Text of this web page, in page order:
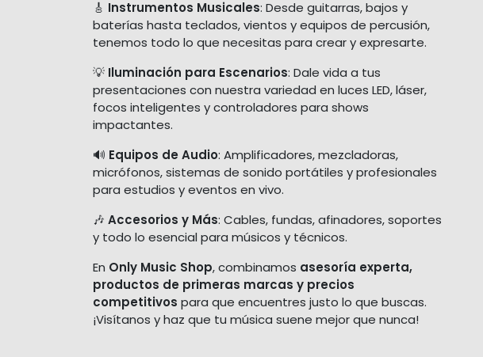
🎸 Instrumentos Musicales: Desde guitarras, bajos y
baterías hasta teclados, vientos y equipos de percusión,
tenemos todo lo que necesitas para crear y expresarte.
💡 Iluminación para Escenarios: Dale vida a tus
presentaciones con nuestra variedad en luces LED, láser,
focos inteligentes y controladores para shows
impactantes.
🔊 Equipos de Audio: Amplificadores, mezcladoras,
micrófonos, sistemas de sonido portátiles y profesionales
para estudios y eventos en vivo.
🎶 Accesorios y Más: Cables, fundas, afinadores, soportes
y todo lo esencial para músicos y técnicos.
En Only Music Shop, combinamos asesoría experta,
productos de primeras marcas y precios
competitivos para que encuentres justo lo que buscas.
¡Visítanos y haz que tu música suene mejor que nunca!